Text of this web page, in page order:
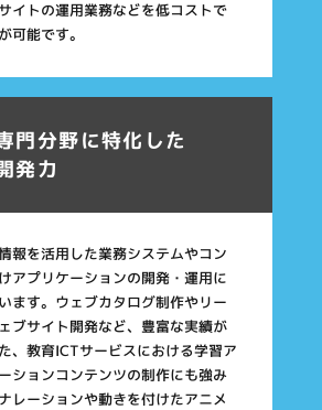
イトの運用業務などを低コストで
可能です。
門分野に特化した
発力
報を活用した業務システムやコン
アプリケーションの開発・運用に
ます。ウェブカタログ制作やリー
ブサイト開発など、豊富な実績が
、教育ICTサービスにおける学習ア
ションコンテンツの制作にも強み
レーションや動きを付けたアニメ